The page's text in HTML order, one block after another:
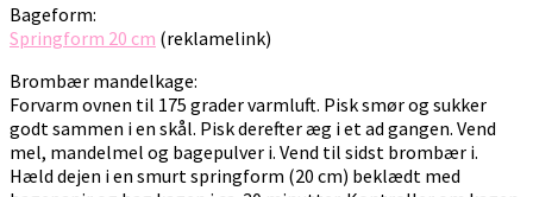
Bageform:
Springform 20 cm (reklamelink)
Brombær mandelkage:
Forvarm ovnen til 175 grader varmluft. Pisk smør og sukker
godt sammen i en skål. Pisk derefter æg i et ad gangen. Vend
mel, mandelmel og bagepulver i. Vend til sidst brombær i.
Hæld dejen i en smurt springform (20 cm) beklædt med